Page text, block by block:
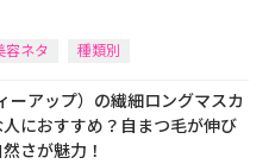
容ネタ 種類別
ーアップ）の繊細ロングマスカ
におすすめ？自まつ毛が伸び
さが魅力！